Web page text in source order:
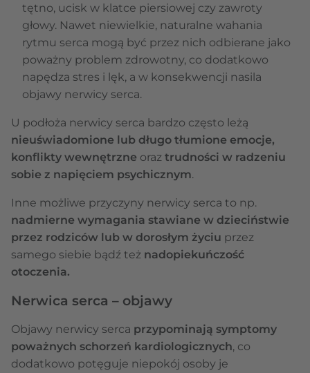
tętno, ucisk w klatce piersiowej czy zawroty
głowy. Nawet niewielkie, naturalne wahania
rytmu serca mogą być przez nich odbierane jako
poważny problem zdrowotny, co dodatkowo
napędza stres i lęk, a w konsekwencji nasila
objawy nerwicy serca.
U podłoża nerwicy serca bardzo często leżą
nieuświadomione lub długo tłumione emocje,
konflikty wewnętrzne oraz trudności w radzeniu
sobie z napięciem psychicznym.
Inne możliwe przyczyny nerwicy serca to np.
nadmierne wymagania stawiane w dzieciństwie
przez rodziców lub w dorosłym życiu przez
samego siebie bądź też nadopiekuńczość
otoczenia.
Nerwica serca – objawy
Objawy nerwicy serca przypominają symptomy
poważnych schorzeń kardiologicznych, co
dodatkowo potęguje niepokój osoby je